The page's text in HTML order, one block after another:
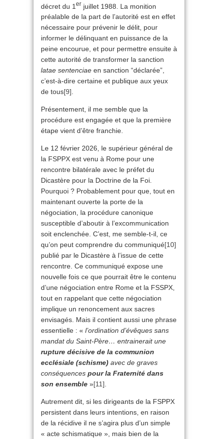
décret du 1 er juillet 1988. La monition
préalable de la part de l’autorité est en effet
nécessaire pour prévenir le délit, pour
informer le délinquant en puissance de la
peine encourue, et pour permettre ensuite à
cette autorité de transformer la sanction
latae sentenciae en sanction “déclarée”,
c’est-à-dire certaine et publique aux yeux
de tous[9].
Présentement, il me semble que la
procédure est engagée et que la première
étape vient d’être franchie.
Le 12 février 2026, le supérieur général de
la FSPPX est venu à Rome pour une
rencontre bilatérale avec le préfet du
Dicastère pour la Doctrine de la Foi.
Pourquoi ? Probablement pour que, tout en
maintenant ouverte la porte de la
négociation, la procédure canonique
susceptible d’aboutir à l’excommunication
soit enclenchée. C’est, me semble-t-il, ce
qu’on peut comprendre du communiqué[10]
publié par le Dicastère à l’issue de cette
rencontre. Ce communiqué expose une
nouvelle fois ce que pourrait être le contenu
d’une négociation entre Rome et la FSSPX,
tout en rappelant que cette négociation
implique un renoncement aux sacres
envisagés. Mais il contient aussi une phrase
essentielle : « l’ordination d’évêques sans
mandat du Saint-Père… entrainerait une
rupture décisive de la communion
ecclésiale (schisme) avec de graves
conséquences pour la Fraternité dans
son ensemble »[11].
Autrement dit, si les dirigeants de la FSPPX
persistent dans leurs intentions, en raison
de la récidive il ne s’agira plus d’un simple
« acte schismatique », mais bien de la